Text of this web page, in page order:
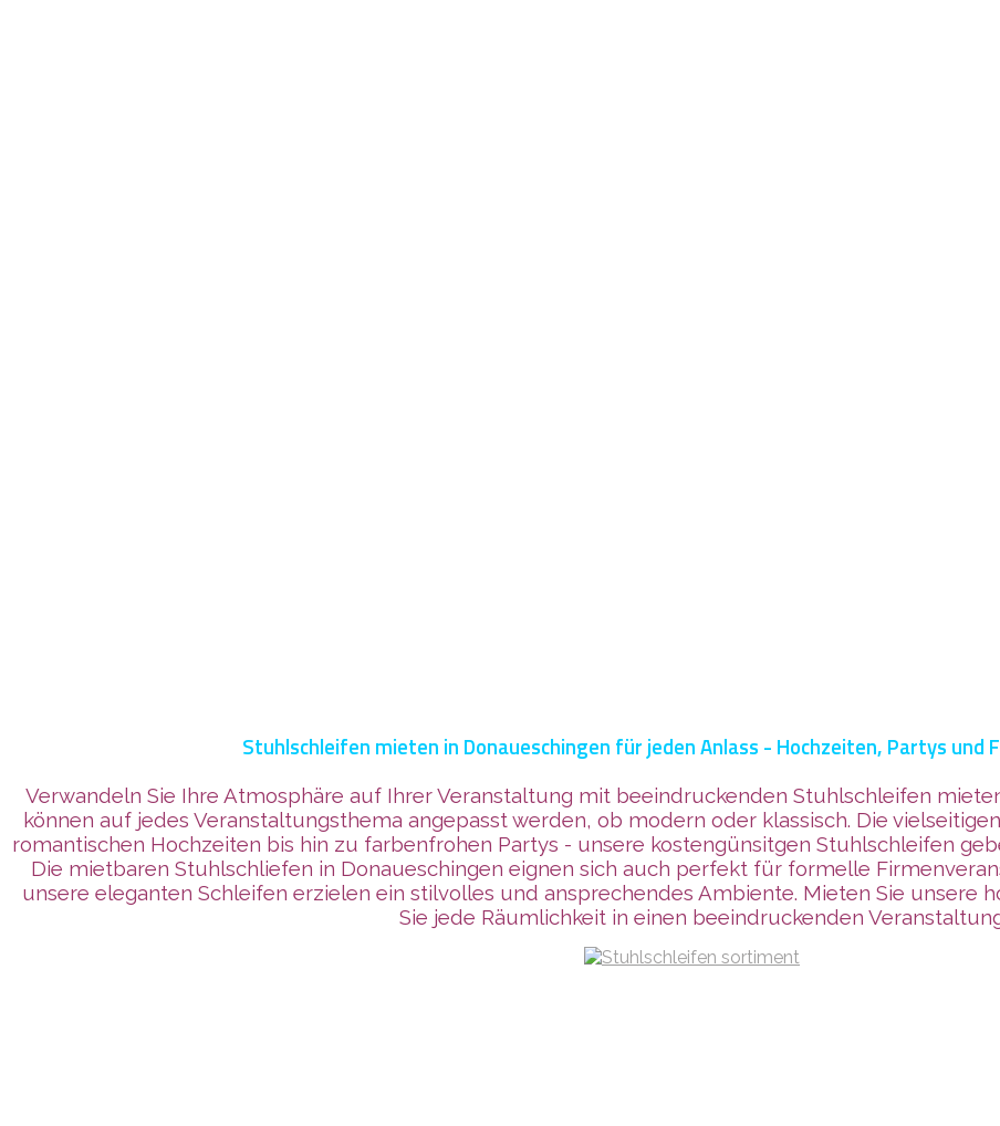
Stuhlschleifen mieten in Donaueschingen für jeden Anlass - Hochzeiten, Partys und
Verwandeln Sie Ihre Atmosphäre auf Ihrer Veranstaltung mit beeindruckenden Stuhlschleifen
können auf jedes Veranstaltungsthema angepasst werden, ob modern oder klassisch. Die
romantischen Hochzeiten bis hin zu farbenfrohen Partys - unsere kostengünsitgen Stuhlschleifen
Die mietbaren Stuhlschliefen in Donaueschingen eignen sich auch perfekt für formelle
unsere eleganten Schleifen erzielen ein stilvolles und ansprechendes Ambiente. Mieten Sie unsere
Sie jede Räumlichkeit in einen beeindruckenden